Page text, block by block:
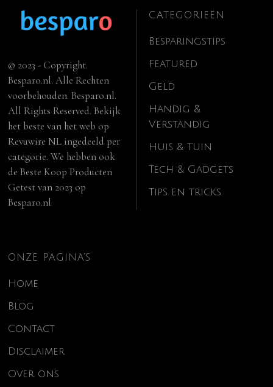
© 2023 - Copyright.
Besparo.nl. Alle Rechten
voorbehouden. Besparo.nl.
All Rights Reserved. Bekijk
het beste van het web op
Revuwire NL ingedeeld per
categorie. We hebben ook
deBeste Koop Producten
Getest van 2023 op
Besparo.nl
CATEGORIEËN
Besparingstips
Featured
Geld
Handig &
Verstandig
Huis & Tuin
Tech & Gadgets
Tips en tricks
ONZE PAGINA’S
Home
Blog
Contact
Disclaimer
Over ons